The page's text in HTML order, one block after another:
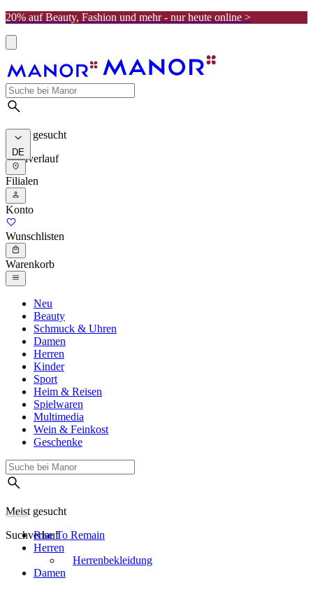
20% auf Beauty, Fashion und mehr - nur heute online >
Meist gesucht
Suchverlauf
DE
Filialen
Konto
Wunschlisten
Warenkorb
Neu
Beauty
Schmuck & Uhren
Damen
Herren
Kinder
Sport
Heim & Reisen
Spielwaren
Multimedia
Wein & Feinkost
Geschenke
Meist gesucht
SuchverlaufRise To Remain
Herren
Herrenbekleidung
Damen